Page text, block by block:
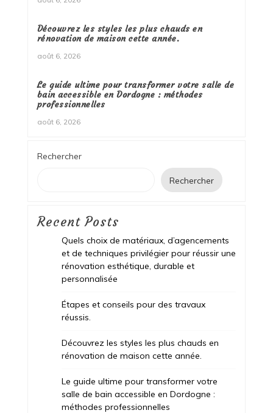
Découvrez les styles les plus chauds en
rénovation de maison cette année.
août 6, 2026
Le guide ultime pour transformer votre salle de
bain accessible en Dordogne : méthodes
professionnelles
août 6, 2026
Rechercher
Rechercher
Recent Posts
Quels choix de matériaux, d’agencements
et de techniques privilégier pour réussir une
rénovation esthétique, durable et
personnalisée
Étapes et conseils pour des travaux
réussis.
Découvrez les styles les plus chauds en
rénovation de maison cette année.
Le guide ultime pour transformer votre
salle de bain accessible en Dordogne :
méthodes professionnelles